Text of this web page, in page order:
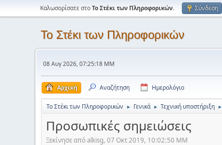
Καλωσορίσατε στοΤο Στέκι των Πληροφορικών. Σύνδεση
Το Στέκι των Πληροφορικών
08 Αυγ 2026, 07:25:18 ΜΜ
Αρχική Αναζήτηση Ημερολόγιο
Το Στέκι των Πληροφορικών ► Γενικά ► Τεχνική υποστήριξη ►
Προσωπικές σημειώσεις
Ξεκίνησε από alkisg, 07 Οκτ 2019, 10:02:50 ΜΜ